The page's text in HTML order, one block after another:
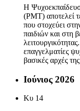
Η
(PMT) αποτελεί
που στοχεύει
παιδιών και στη
επαγγελματίες
βασικές αρχές της
Ιούνιος 2026
Κυ 14